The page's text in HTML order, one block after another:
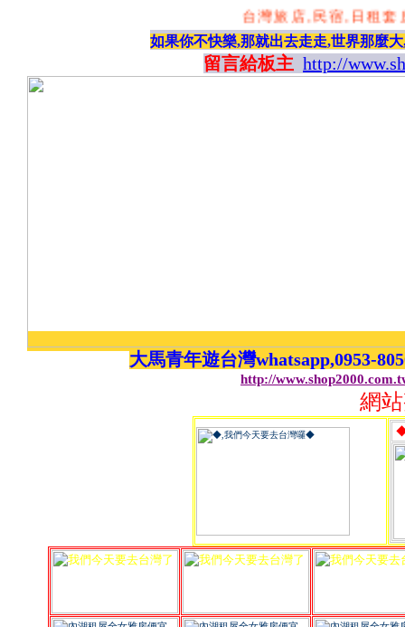
台灣旅店,民宿,日租套
如果你不快樂,那就出去走走,世界那麼
留言給板主 http://
大馬青年遊台灣whatsapp,0953-
http://
網
◆